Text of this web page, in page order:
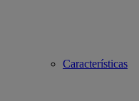
Características